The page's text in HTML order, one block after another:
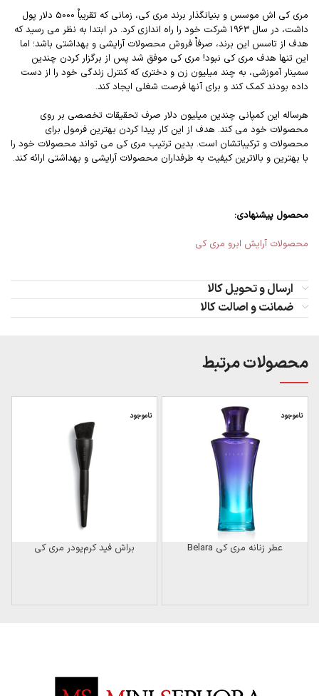
مری کی اش موسس و بنیانگذار برند مری کی، زمانی که تقریباٌ 5000 دلار پول
داشت، در سال 1963 شرکت خود را راه اندازی کرد. در ابتدا به نظر می رسید که
هدف از تاسس این برند، صرفاٌ فروش محصولات آرایشی و بهداشتی باشد؛ اما
این تنها هدف مری کی نبود! مری کی موفق شد پس از برگزار کردن چندین
سمینار آموزشی، به چند میلیون زن و دختری که کنترل زندگی خود را از دست
داده بودند کمک کند و برای آنها فرصت شغلی ایجاد کند.
هرساله این کمپانی چندین میلیون دلار صرف تحقیقات تخصصی بر روی
محصولات خود می کند. هدف از این کار پیدا کردن بهترین فرمول برای
محصولات و ترکیباتشان است. بدین ترتیب مری کی می تواند محصولات خود را
با بهترین و بالاترین کیفیت به طرفداران محصولات آرایشی و بهداشتی ارائه کند.
محصول پیشنهادی:
محصولات آرایش ابرو مری کی
ارسال و تحویل کالا
ضمانت و اصالت کالا
محصولات مرتبط
ناموجود
عطر زنانه مری کی Belara
ناموجود
براش فید کرم‌پودر مری کی